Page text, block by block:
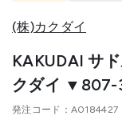
(株)カクダイ
KAKUDAI サ
クダイ ▼807-
発注コード A0184427